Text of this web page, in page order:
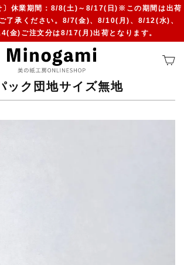
〕休業期間：8/8(土)～8/17(日)※この期間は出荷
了承ください。8/7(金)、8/10(月)、8/12(水)、
金)ご注文分は8/17(月)出荷となります。
ック団地サイズ無地